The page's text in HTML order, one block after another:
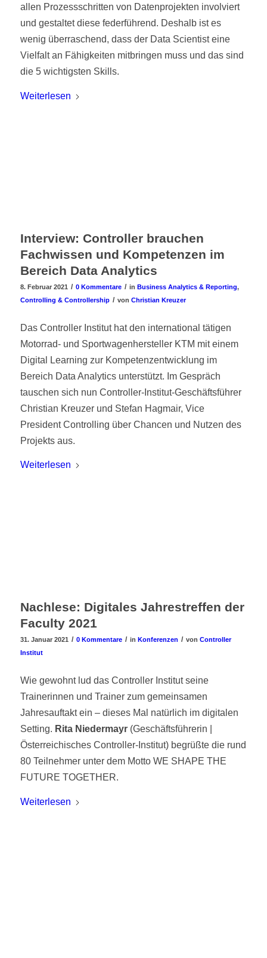
allen Prozessschritten von Datenprojekten involviert
und gestaltet diese federführend. Deshalb ist es
wenig überraschend, dass der Data Scientist eine
Vielfalt an Fähigkeiten mitbringen muss und das sind
die 5 wichtigsten Skills.
Weiterlesen
Interview: Controller brauchen
Fachwissen und Kompetenzen im
Bereich Data Analytics
8. Februar 2021 / 0 Kommentare / in Business Analytics & Reporting,
Controlling & Controllership / von Christian Kreuzer
Das Controller Institut hat den international tätigen
Motorrad- und Sportwagenhersteller KTM mit einem
Digital Learning zur Kompetenzentwicklung im
Bereich Data Analytics unterstützt. Im Gespräch
tauschen sich nun Controller-Institut-Geschäftsführer
Christian Kreuzer und Stefan Hagmair, Vice
President Controlling über Chancen und Nutzen des
Projekts aus.
Weiterlesen
Nachlese: Digitales Jahrestreffen der
Faculty 2021
31. Januar 2021 / 0 Kommentare / in Konferenzen / von Controller
Institut
Wie gewohnt lud das Controller Institut seine
Trainerinnen und Trainer zum gemeinsamen
Jahresauftakt ein – dieses Mal natürlich im digitalen
Setting. Rita Niedermayr(Geschäftsführerin |
Österreichisches Controller-Institut) begrüßte die rund
80 Teilnehmer unter dem Motto WE SHAPE THE
FUTURE TOGETHER.
Weiterlesen